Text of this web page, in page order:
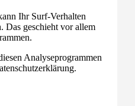
Ihr Surf-Verhalten
Das geschieht vor allem
Analyseprogrammen